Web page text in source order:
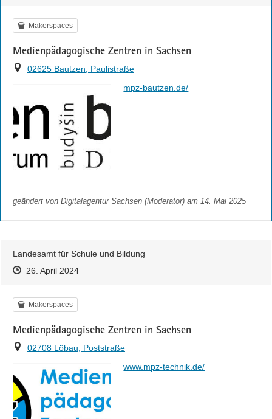
Kategorie
Makerspaces
Medienpädagogische Zentren in Sachsen
Ort
02625 Bautzen, Paulistraße
https://
mpz-bautzen.de/
geändert von Digitalagentur Sachsen (Moderator) am 14. Mai 2025
Landesamt für Schule und Bildung
Zeitpunkt des Erstellens
Zeitpunkt des Erstellens
26. April 2024Zur Äußerung
Kategorie
Makerspaces
Medienpädagogische Zentren in Sachsen
Ort
02708 Löbau, Poststraße
https://
www.mpz-technik.de/